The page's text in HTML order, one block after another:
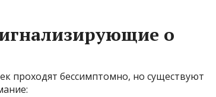
о
проходят бессимптомно, но существуют